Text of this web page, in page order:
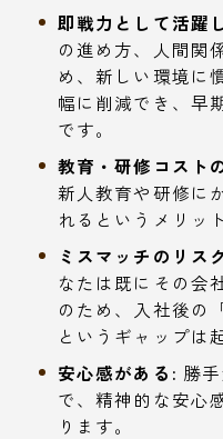
即戦力として活躍
の進め方、人間関
め、新しい環境に
幅に削減でき、早
です。
教育・研修コスト
新人教育や研修に
れるというメリッ
ミスマッチのリス
なたは既にその会
のため、入社後の
というギャップは
安心感がある: 勝
で、精神的な安心
ります。